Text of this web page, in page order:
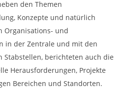
den Themen
Konzepte und natürlich
Organisations- und
in der Zentrale und mit den
Stabstellen, berichteten auch die
Herausforderungen, Projekte
Bereichen und Standorten.